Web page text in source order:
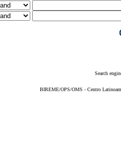
Search
BIREME/OPS/OMS - Centro